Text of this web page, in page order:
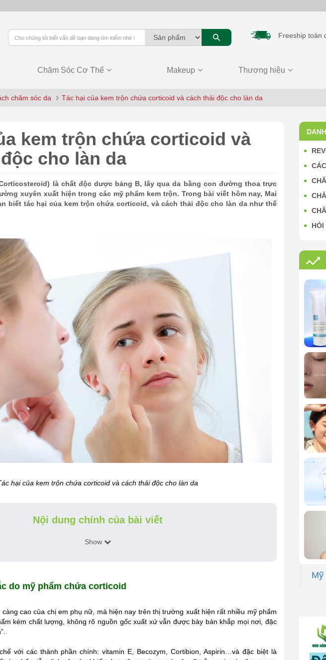
Freeship toàn
Chăm Sóc Cơ Thể Makeup Thương hiệu
chăm sóc da Tác hại của kem trộn chứa corticoid và cách thải độc cho làn da
kem trộn chứa corticoid và
cho làn da
là chất độc dược bảng B, lây qua da bằng con đường thoa trực
xuyên xuất hiện trong các mỹ phẩm kem trộn. Trong bài viết hôm nay, Mai
biết tác hại của kem trộn chứa corticoid, và cách thải độc cho làn da như thế
hại của kem trộn chứa corticoid và cách thải độc cho làn da
Nội dung chính của bài viết
Show
do mỹ phẩm chứa corticoid
cao của chị em phụ nữ, mà hiện nay trên thị trường xuất hiện rất nhiều mỹ phẩm
kém chất lượng, không rõ nguồn gốc xuất xứ vẫn được bày bán khắp mọi nơi, đặc
với các thành phần chính: vitamin E, Becozym, Cortibion, Aspirin…và đặc biệt là
HỎI
Mỹ